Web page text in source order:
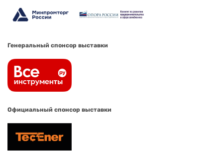
Генеральный спонсор выставки
Официальный спонсор выставки